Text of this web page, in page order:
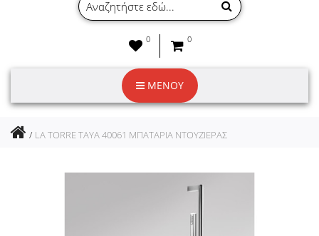
0 0
ΜΕΝΟΥ
LA TORRE TAYA 40061 ΜΠΑΤΑΡΙΑ ΝΤΟΥΖΙΕΡΑΣ